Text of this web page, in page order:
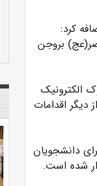
یافته است اضافه کرد:‌
بروجن
الکترونیک
دیگر اقدامات
دانشجویان